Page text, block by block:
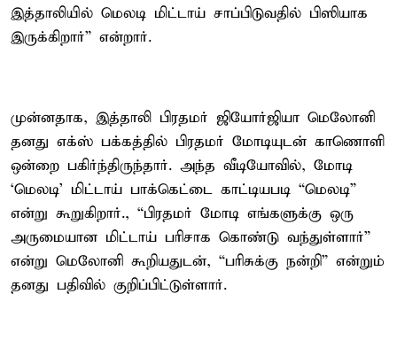
இத்தாலியில் மெலடி மிட்டாய் சாப்பிடுவதில் பிஸியாக
இருக்கிறார்” என்றார்.
முன்னதாக, இத்தாலி பிரதமர் ஜியோர்ஜியா மெலோனி
தனது எக்ஸ் பக்கத்தில் பிரதமர் மோடியுடன் காணொளி
ஒன்றை பகிர்ந்திருந்தார். அந்த வீடியோவில், மோடி
‘மெலடி’ மிட்டாய் பாக்கெட்டை காட்டியபடி “மெலடி”
என்று கூறுகிறார்., “பிரதமர் மோடி எங்களுக்கு ஒரு
அருமையான மிட்டாய் பரிசாக கொண்டு வந்துள்ளார்”
என்று மெலோனி கூறியதுடன், “பரிசுக்கு நன்றி” என்றும்
தனது பதிவில் குறிப்பிட்டுள்ளார்.